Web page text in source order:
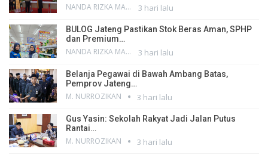
NANDA RIZKA MAHENDRA 3 hari lalu
BULOG Jateng Pastikan Stok Beras Aman, SPHP
dan Premium…
NANDA RIZKA MAHENDRA 3 hari lalu
Belanja Pegawai di Bawah Ambang Batas,
Pemprov Jateng…
M. NURROZIKAN 3 hari lalu
Gus Yasin: Sekolah Rakyat Jadi Jalan Putus
Rantai…
M. NURROZIKAN 3 hari lalu